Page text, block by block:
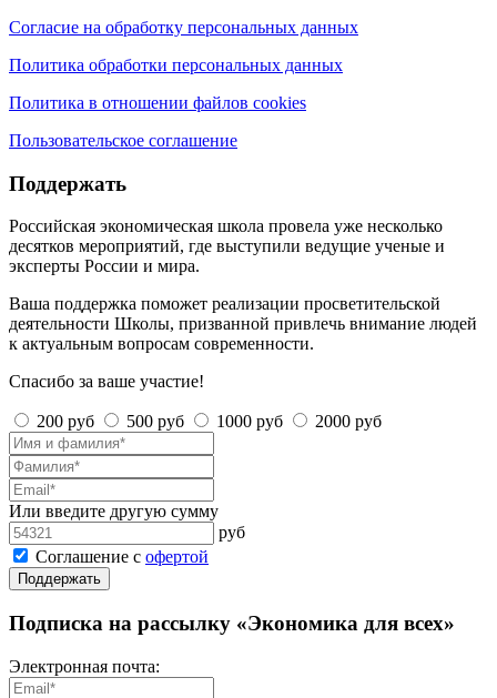
Согласие на обработку персональных данных
Политика обработки персональных данных
Политика в отношении файлов cookies
Пользовательское соглашение
Поддержать
Российская экономическая школа провела уже несколько
десятков мероприятий, где выступили ведущие ученые и
эксперты России и мира.
Ваша поддержка поможет реализации просветительской
деятельности Школы, призванной привлечь внимание людей
к актуальным вопросам современности.
Спасибо за ваше участие!
200 руб 500 руб 1000 руб 2000 руб
Или введите другую сумму
руб
Соглашение с офертой
Поддержать
Подписка на рассылку «Экономика для всех»
Электронная почта: